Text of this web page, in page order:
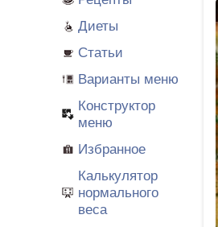
Диеты
Статьи
Варианты меню
Конструктор
меню
Избранное
Калькулятор
нормального
веса